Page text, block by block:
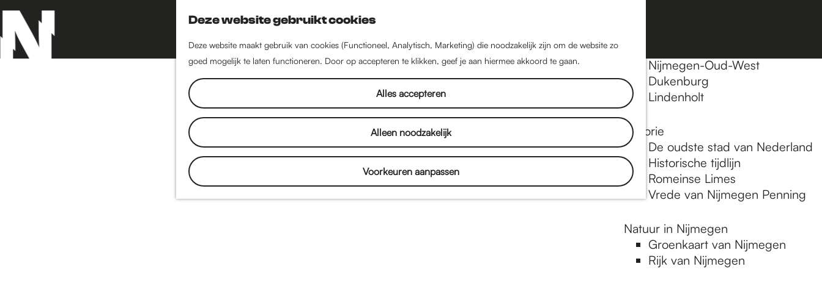
Deze website gebruikt cookies
Deze website maakt gebruik van cookies (Functioneel, Analytisch, Marketing) die noodzakelijk zijn om de website zo
goed mogelijk te laten functioneren. Door op accepteren te klikken, geef je aan hiermee akkoord te gaan.
Alles accepteren
Alleen noodzakelijk
Voorkeuren aanpassen
o
e
k
n
a
a
r
M
n
Nijmegen-Oud-West
Dukenburg
Lindenholt
Historie
De oudste stad van Nederland
Historische tijdlijn
Romeinse Limes
Vrede van Nijmegen Penning
Natuur in Nijmegen
Groenkaart van Nijmegen
Rijk van Nijmegen